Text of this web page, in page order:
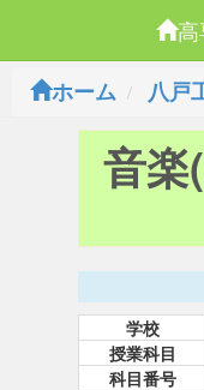
ホーム
八戸
音楽
学校
授業科目
科目番号